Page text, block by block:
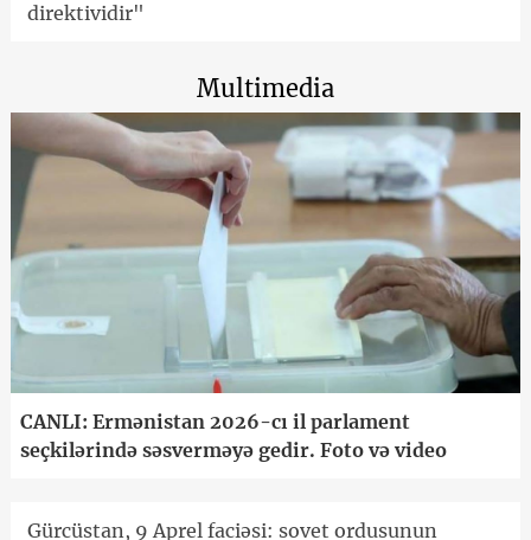
direktividir"
Multimedia
CANLI: Ermənistan 2026-cı il parlament
seçkilərində səsverməyə gedir. Foto və video
Gürcüstan, 9 Aprel faciəsi: sovet ordusunun